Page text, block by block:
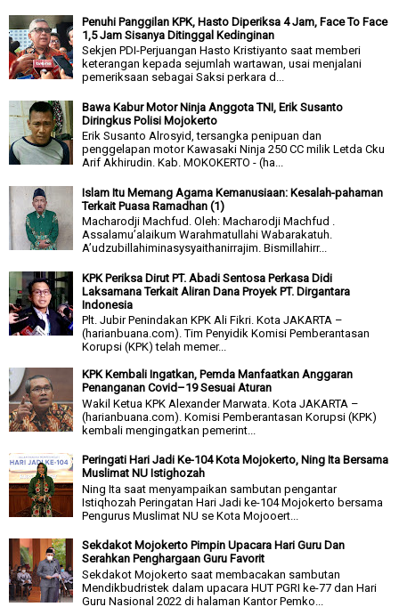
Penuhi Panggilan KPK, Hasto Diperiksa 4 Jam, Face To Face
1,5 Jam Sisanya Ditinggal Kedinginan
Sekjen PDI-Perjuangan Hasto Kristiyanto saat memberi
keterangan kepada sejumlah wartawan, usai menjalani
pemeriksaan sebagai Saksi perkara d...
Bawa Kabur Motor Ninja Anggota TNI, Erik Susanto
Diringkus Polisi Mojokerto
Erik Susanto Alrosyid, tersangka penipuan dan
penggelapan motor Kawasaki Ninja 250 CC milik Letda Cku
Arif Akhirudin. Kab. MOKOKERTO - (ha...
Islam Itu Memang Agama Kemanusiaan: Kesalah-pahaman
Terkait Puasa Ramadhan (1)
Macharodji Machfud. Oleh: Macharodji Machfud .
Assalamu’alaikum Warahmatullahi Wabarakatuh.
A’udzubillahiminasysyaithanirrajim. Bismillahirr...
KPK Periksa Dirut PT. Abadi Sentosa Perkasa Didi
Laksamana Terkait Aliran Dana Proyek PT. Dirgantara
Indonesia
Plt. Jubir Penindakan KPK Ali Fikri. Kota JAKARTA –
(harianbuana.com). Tim Penyidik Komisi Pemberantasan
Korupsi (KPK) telah memer...
KPK Kembali Ingatkan, Pemda Manfaatkan Anggaran
Penanganan Covid–19 Sesuai Aturan
Wakil Ketua KPK Alexander Marwata. Kota JAKARTA –
(harianbuana.com). Komisi Pemberantasan Korupsi (KPK)
kembali mengingatkan pemerint...
Peringati Hari Jadi Ke-104 Kota Mojokerto, Ning Ita Bersama
Muslimat NU Istighozah
Ning Ita saat menyampaikan sambutan pengantar
Istiqhozah Peringatan Hari Jadi ke-104 Mojokerto bersama
Pengurus Muslimat NU se Kota Mojooert...
Sekdakot Mojokerto Pimpin Upacara Hari Guru Dan
Serahkan Penghargaan Guru Favorit
Sekdakot Mojokerto saat membacakan sambutan
Mendikbudristek dalam upacara HUT PGRI ke-77 dan Hari
Guru Nasional 2022 di halaman Kantor Pemko...